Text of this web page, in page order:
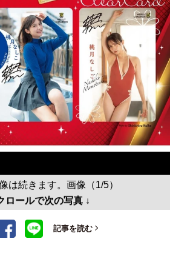
は続きます。画像（1/5）
ロールで次の写真 ↓
記事を読む